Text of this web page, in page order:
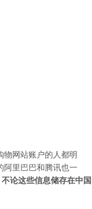
物网站账户的人都明
阿里巴巴和腾讯也一
论这些信息储存在中国